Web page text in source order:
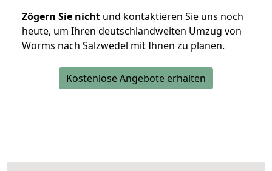
Zögern Sie nicht und kontaktieren Sie uns noch
heute, um Ihren deutschlandweiten Umzug von
Worms nach Salzwedel mit Ihnen zu planen.
Kostenlose Angebote erhalten